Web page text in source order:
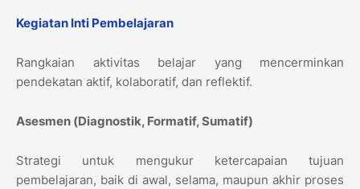
Kegiatan Inti Pembelajaran
Rangkaian aktivitas belajar yang mencerminkan
pendekatan aktif, kolaboratif, dan reflektif.
Asesmen (Diagnostik, Formatif, Sumatif)
Strategi untuk mengukur ketercapaian tujuan
pembelajaran, baik di awal, selama, maupun akhir proses